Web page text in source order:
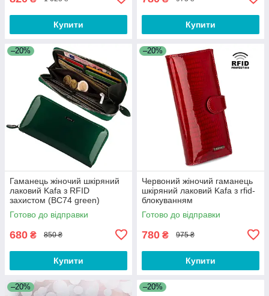
Купити Купити
–20%
Гаманець жіночий шкіряний
лаковий Kafa з RFID
захистом (BC74 green)
Готово до відправки
680 ₴ 850 ₴
Купити
–20%
Червоний жіночий гаманець
шкіряний лаковий Kafa з rfid-
блокуванням
Готово до відправки
780 ₴ 975 ₴
Купити
–20% –20%